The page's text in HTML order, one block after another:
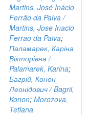
Martins, José Inácio
Ferrão da Paiva /
Martins, Jose Inacio
Ferrao da Paiva;
Паламарек, Каріна
Вікторівна /
Palamarek, Karina;
Багрій, Конон
Леонідович / Bagrii,
Konon; Morozova,
Tetiana